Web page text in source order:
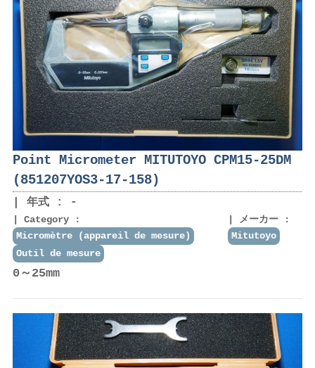
Point Micrometer MITUTOYO CPM15-25DM
(851207YOS3-17-158)
年式 : -
Category :
Micromètre (appareil de mesure)
Outil de mesure
メーカー :
Mitutoyo
0～25mm